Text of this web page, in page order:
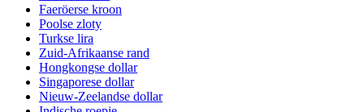
Faeröerse kroon
Poolse zloty
Turkse lira
Zuid-Afrikaanse rand
Hongkongse dollar
Singaporese dollar
Nieuw-Zeelandse dollar